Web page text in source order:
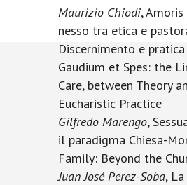
Maurizio Chiodi,
nesso tra etica e
Discernimento e
Gaudium et Spes: the
Care, between Theory
Eucharistic Practice
Gilfredo Marengo,
il paradigma Chiesa-
Family: Beyond the
Juan José Perez-Soba,